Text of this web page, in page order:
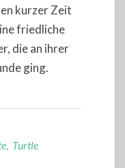
kurzer Zeit
friedliche
die an ihrer
ging.
, Turtle